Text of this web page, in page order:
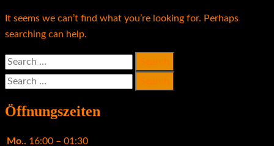
It seems we can’t find what you’re looking for. Perhaps
searching can help.
Search
for:
Search
Öffnungszeiten
Mo.. 16:00 – 01:30